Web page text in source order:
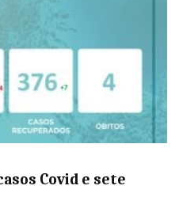
Covid e sete